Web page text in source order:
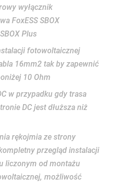
wyłącznik
FoxESS SBOX
Plus
fotowoltaicznej
16mm2 tak by zapewnić
10 Ohm
w przypadku gdy trasa
DC jest dłuższa niż
rękojmia ze strony
przegląd instalacji
liczonym od montażu
możliwość